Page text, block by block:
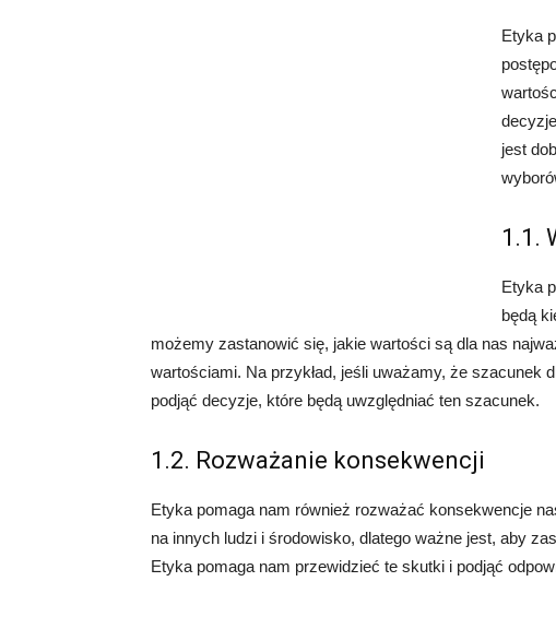
Etyka
jest
1.1.
Etyka
będą
możemy zastanowić się, jakie wartości są dla nas
wartościami. Na przykład, jeśli uważamy, że szacunek
podjąć decyzje, które będą uwzględniać ten szacunek.
1.2. Rozważanie konsekwencji
Etyka pomaga nam również rozważać konsekwencje
na innych ludzi i środowisko, dlatego ważne jest, aby
Etyka pomaga nam przewidzieć te skutki i podjąć